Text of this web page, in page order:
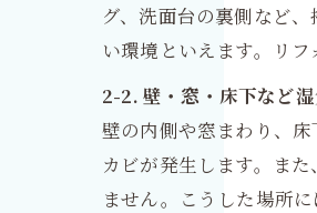
グ、洗面台の裏側など
い環境といえます。リ
2-2. 壁・窓・床下など
壁の内側や窓まわり、
カビが発生します。ま
ません。こうした場所